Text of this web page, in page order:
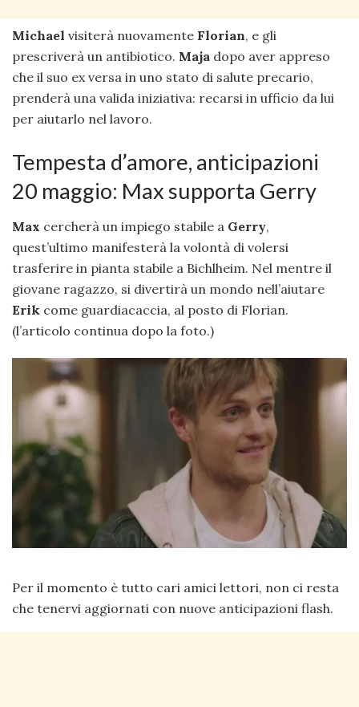
Michael visiterà nuovamente Florian, e gli
prescriverà un antibiotico. Maja dopo aver appreso
che il suo ex versa in uno stato di salute precario,
prenderà una valida iniziativa: recarsi in ufficio da lui
per aiutarlo nel lavoro.
Tempesta d’amore, anticipazioni
20 maggio: Max supporta Gerry
Max cercherà un impiego stabile a Gerry,
quest’ultimo manifesterà la volontà di volersi
trasferire in pianta stabile a Bichlheim. Nel mentre il
giovane ragazzo, si divertirà un mondo nell’aiutare
Erik come guardiacaccia, al posto di Florian.
(l’articolo continua dopo la foto.)
Per il momento è tutto cari amici lettori, non ci resta
che tenervi aggiornati con nuove anticipazioni flash.